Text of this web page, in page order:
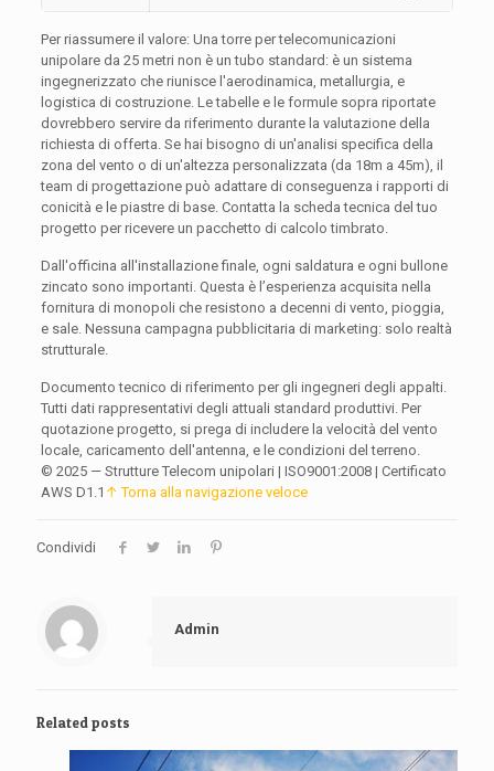
Per riassumere il valore: Una torre per telecomunicazioni
unipolare da 25 metri non è un tubo standard: è un sistema
ingegnerizzato che riunisce l'aerodinamica, metallurgia, e
logistica di costruzione. Le tabelle e le formule sopra riportate
dovrebbero servire da riferimento durante la valutazione della
richiesta di offerta. Se hai bisogno di un'analisi specifica della
zona del vento o di un'altezza personalizzata (da 18m a 45m), il
team di progettazione può adattare di conseguenza i rapporti di
conicità e le piastre di base. Contatta la scheda tecnica del tuo
progetto per ricevere un pacchetto di calcolo timbrato.
Dall'officina all'installazione finale, ogni saldatura e ogni bullone
zincato sono importanti. Questa è l’esperienza acquisita nella
fornitura di monopoli che resistono a decenni di vento, pioggia,
e sale. Nessuna campagna pubblicitaria di marketing: solo realtà
strutturale.
Documento tecnico di riferimento per gli ingegneri degli appalti.
Tutti dati rappresentativi degli attuali standard produttivi. Per
quotazione progetto, si prega di includere la velocità del vento
locale, caricamento dell'antenna, e le condizioni del terreno.
© 2025 — Strutture Telecom unipolari | ISO9001:2008 | Certificato
AWS D1.1 ↑ Torna alla navigazione veloce
Condividi
Admin
Related posts